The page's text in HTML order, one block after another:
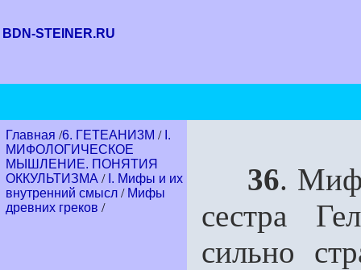
BDN-STEINER.RU
Главная /6. ГЕТЕАНИ3М / I.
МИФОЛОГИЧЕСКОЕ
МЫШЛЕНИЕ. ПОНЯТИЯ
ОККУЛЬТИЗМА / I. Мифы и их
внутренний смысл / Мифы
древних греков /
36. Миф
сестра
сильно